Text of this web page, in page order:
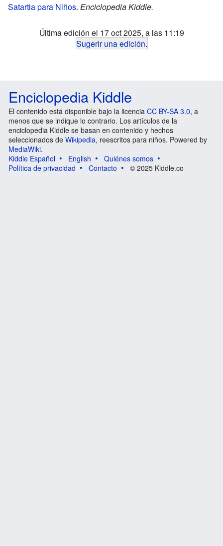
Satartia para Niños. Enciclopedia Kiddle.
Última edición el 17 oct 2025, a las 11:19
Sugerir una edición.
Enciclopedia Kiddle
El contenido está disponible bajo la licencia CC BY-SA 3.0, a
menos que se indique lo contrario. Los artículos de la
enciclopedia Kiddle se basan en contenido y hechos
seleccionados de Wikipedia, reescritos para niños. Powered by
MediaWiki.
Kiddle Español
English
Quiénes somos
Política de privacidad
Contacto © 2025 Kiddle.co